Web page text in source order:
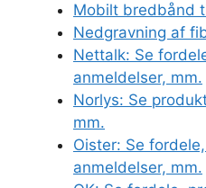
Mobilt bredbånd
Nedgravning af
Nettalk: Se
anmeldelser, mm.
Norlys: Se
mm.
Oister: Se
anmeldelser, mm.